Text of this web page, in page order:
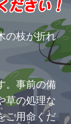
の枝が折れ
。事前の備
の処理な
ご用命くだ